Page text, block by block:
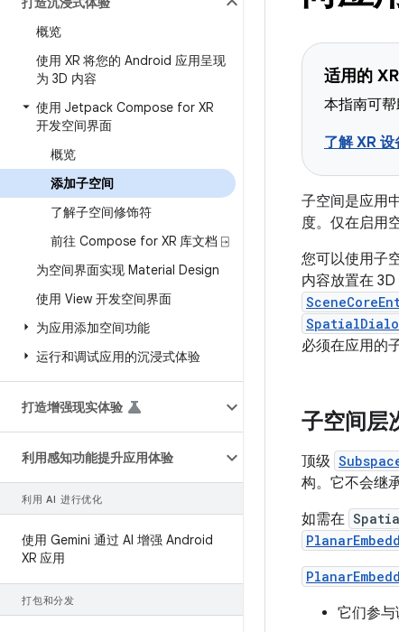
概览
使用 XR 将您的 Android 应用呈现
为 3D 内容
使用 Jetpack Compose for XR
开发空间界面
概览
添加子空间
了解子空间修饰符
前往 Compose for XR 库文档 ⍈
为空间界面实现 Material Design
使用 View 开发空间界面
为应用添加空间功能
运行和调试应用的沉浸式体验
打造增强现实体验
利用感知功能提升应用体验
利用 AI 进行优化
使用 Gemini 通过 AI 增强 Android
XR 应用
打包和分发
适用的
本指南可帮
了解 XR
子空间是应用
度。仅在启用
您可以使用子
内容放置在
必须在应用的
子空间层
顶级
构。它不会继
如需在
它们参与